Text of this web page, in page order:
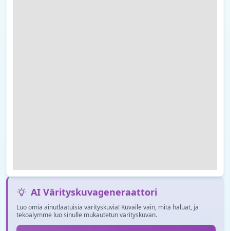
AI Värityskuvageneraattori
Luo omia ainutlaatuisia värityskuvia! Kuvaile vain, mitä haluat, ja
tekoälymme luo sinulle mukautetun värityskuvan.